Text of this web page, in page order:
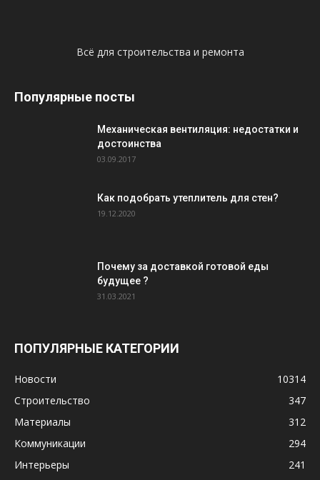
Всё для строительства и ремонта
Популярные посты
Механическая вентиляция: недостатки и
достоинства
03.09.2017
Как подобрать утеплитель для стен?
19.12.2020
Почему за доставкой готовой еды
будущее ?
31.03.2021
ПОПУЛЯРНЫЕ КАТЕГОРИИ
Новости
10314
Строительство
347
Материалы
312
Коммуникации
294
Интерьеры
241